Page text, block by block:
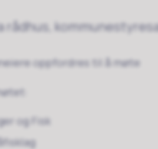
rådhus,
oppfordres til å møte
og Fisk